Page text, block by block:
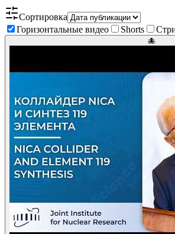
Сортировка
Горизонтальные видео
Shorts
🐙